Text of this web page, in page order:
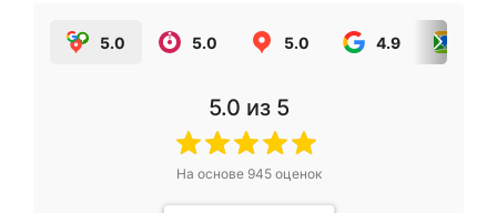
5.0 5.0 5.0 4.9
5.0 из 5
На основе 945оценок